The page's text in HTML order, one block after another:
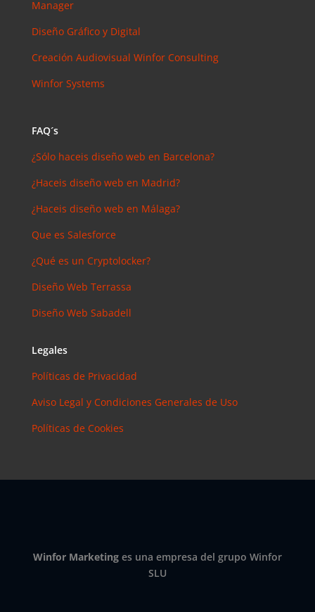
Joal
Mcgregor
SEMrush:
sirve?
en
SEO: Tipos
y precios
Bocaranda
invertir en
Las claves
cuánto y
esta red
cómo
Manager
Diseño Gráfico y Digital
Creación Audiovisual Winfor Consulting
Winfor Systems
FAQ´s
¿Sólo haceis diseño web en Barcelona?
¿Haceis diseño web en Madrid?
¿Haceis diseño web en Málaga?
Que es Salesforce
¿Qué es un Cryptolocker?
Diseño Web Terrassa
Diseño Web Sabadell
Legales
Políticas de Privacidad
Aviso Legal y Condiciones Generales de Uso
Políticas de Cookies
Winfor Marketinges una empresa del grupo Winfor
SLU